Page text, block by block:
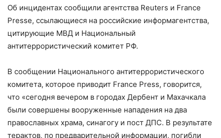
Об инцидентах сообщили агентства Reuters и France
Presse, ссылающиеся на российские информагентства,
цитирующие МВД и Национальный
антитеррористический комитет РФ.
В сообщении Национального антитеррористического
комитета, которое приводит France Press, говорится,
что «сегодня вечером в городах Дербент и Махачкала
были совершены вооруженные нападения на два
православных храма, синагогу и пост ДПС. В результате
терактов, по предварительной информации, погибли